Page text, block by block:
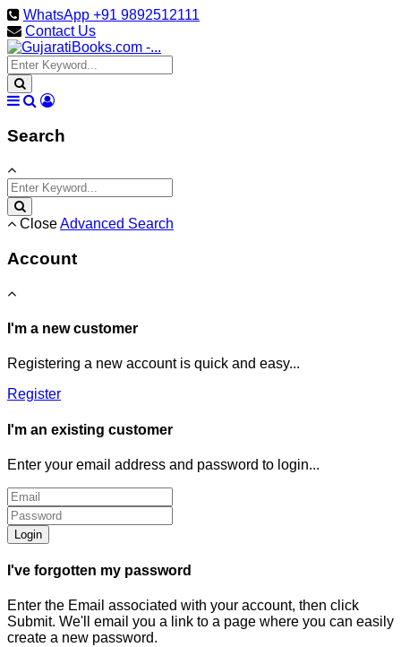
WhatsApp +91 9892512111
Contact Us
Search
CloseAdvanced Search
Account
I'm a new customer
Registering a new account is quick and easy...
Register
I'm an existing customer
Enter your email address and password to login...
Login
I've forgotten my password
Enter the Email associated with your account, then click
Submit. We'll email you a link to a page where you can easily
create a new password.